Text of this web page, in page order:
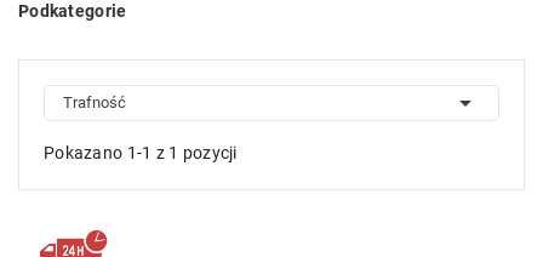
Podkategorie
Trafność 
Pokazano 1-1 z 1 pozycji